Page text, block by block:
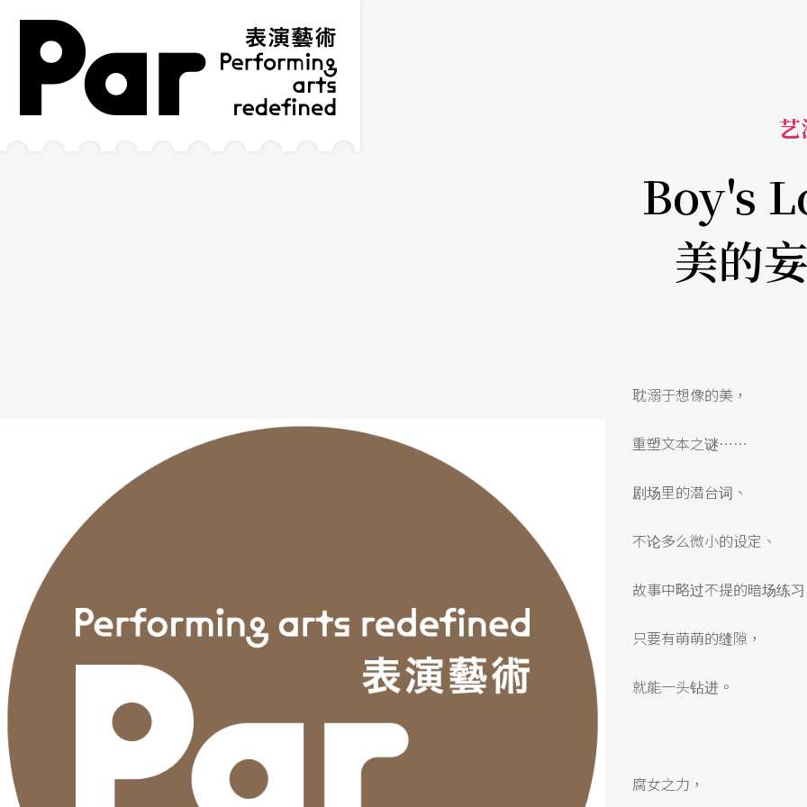
跳到主要内容区块
网站导览
Boy's
美的
耽溺于想像的美，
重塑文本之谜……
剧场里的潜台词、
不论多么微小的设定、
故事中略过不提的暗场练
只要有萌萌的缝隙，
就能一头钻进。
腐女之力，